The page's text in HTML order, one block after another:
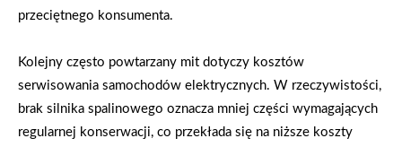
przeciętnego konsumenta.
Kolejny często powtarzany mit dotyczy kosztów
serwisowania samochodów elektrycznych. W rzeczywistości,
brak silnika spalinowego oznacza mniej części wymagających
regularnej konserwacji, co przekłada się na niższe koszty